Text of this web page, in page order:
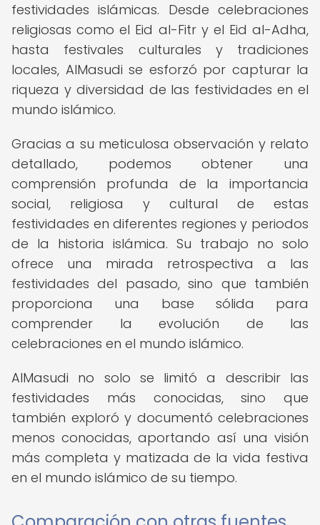
festividades islámicas. Desde celebraciones
religiosas como el Eid al-Fitr y el Eid al-Adha,
hasta festivales culturales y tradiciones
locales, AlMasudi se esforzó por capturar la
riqueza y diversidad de las festividades en el
mundo islámico.
Gracias a su meticulosa observación y relato
detallado, podemos obtener una
comprensión profunda de la importancia
social, religiosa y cultural de estas
festividades en diferentes regiones y periodos
de la historia islámica. Su trabajo no solo
ofrece una mirada retrospectiva a las
festividades del pasado, sino que también
proporciona una base sólida para
comprender la evolución de las
celebraciones en el mundo islámico.
AlMasudi no solo se limitó a describir las
festividades más conocidas, sino que
también exploró y documentó celebraciones
menos conocidas, aportando así una visión
más completa y matizada de la vida festiva
en el mundo islámico de su tiempo.